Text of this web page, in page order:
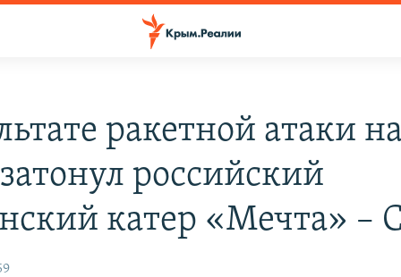
ракетной атаки
российский
катер «Мечта» –